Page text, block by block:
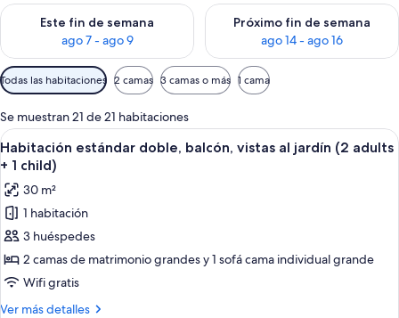
Este fin de semana
ago 7 - ago 9
Consulta la disponibilidad para este fin de semana, ago 7 -
Próximo fin de semana
ago 14 - ago 16
Consulta la disponibilidad
Filtros
disponibles
para
las
habitaciones
Todas las habitaciones 2 camas 3 camas o más 1 cama
Se muestran 21 de 21 habitaciones
Abrir
todas
las
fotos
de
Habitación
estándar
doble,
balcón,
Habitación de hotel con una cama
4
Habitación estándar doble, balcón, vistas al jardín (2 adults
+ 1 child)
30 m²
1 habitación
3 huéspedes
2 camas de matrimonio grandes y 1 sofá cama individual grande
Wifi gratis
Ver más detalles
Más